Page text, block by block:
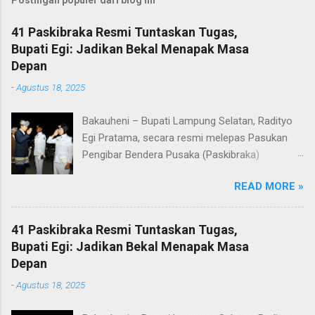
41 Paskibraka Resmi Tuntaskan Tugas,
Bupati Egi: Jadikan Bekal Menapak Masa
Depan
-Agustus 18, 2025
Bakauheni – Bupati Lampung Selatan, Radityo
Egi Pratama, secara resmi melepas Pasukan
Pengibar Bendera Pusaka (Paskibraka)
Pelepasan dilakukan usai upacara penurunan
bendera di Lapangan Menara Siger, Bakauheni,
Minggu malam (17/8/2025). Sebanyak 41
anggota Paskibraka yang sebelumnya sukses
mengibarkan Sang Saka Merah Putih pada
Indonesia di Kabupaten Lampung Selatan, kini
READ MORE »
41 Paskibraka Resmi Tuntaskan Tugas,
Bupati Egi: Jadikan Bekal Menapak Masa
Depan
-Agustus 18, 2025